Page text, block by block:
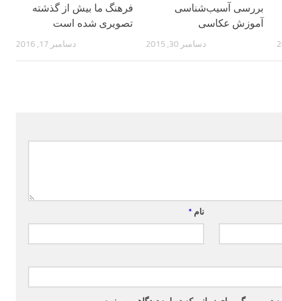
فرهنگ ما بیش از گذشته
تصویری شده است
دسامبر 17, 2016
بررسی آسیب‌شناسی
آموزش عکاسی
دسامبر 30, 2015
نام*